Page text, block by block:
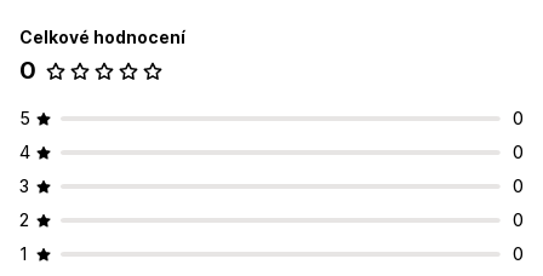
Celkové hodnocení
0
5
0
4
0
3
0
2
0
1
0